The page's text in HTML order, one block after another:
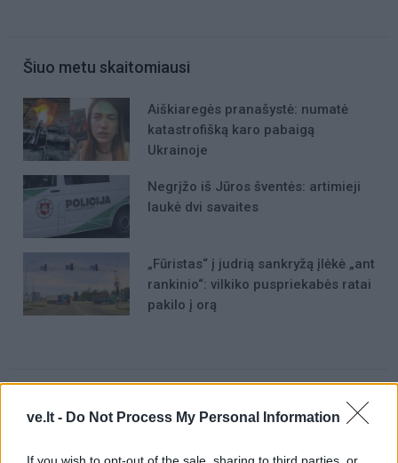
ve.lt - Do Not Process My Personal Information
Šiuo metu skaitomiausi
Aiškiaregės pranašystė: numatė
katastrofišką karo pabaigą
Ukrainoje
Negrįžo iš Jūros šventės: artimieji
laukė dvi savaites
„Fūristas“ į judrią sankryžą įlėkė „ant
rankinio“: vilkiko puspriekabės ratai
pakilo į orą